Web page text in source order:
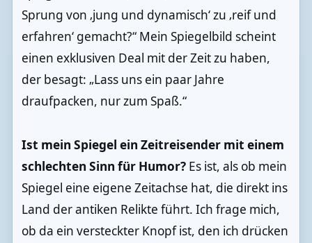
Sprung von ‚jung und dynamisch‘ zu ‚reif und
erfahren‘ gemacht?“ Mein Spiegelbild scheint
einen exklusiven Deal mit der Zeit zu haben,
der besagt: „Lass uns ein paar Jahre
draufpacken, nur zum Spaß.“
Ist mein Spiegel ein Zeitreisender mit einem
schlechten Sinn für Humor? Es ist, als ob mein
Spiegel eine eigene Zeitachse hat, die direkt ins
Land der antiken Relikte führt. Ich frage mich,
ob da ein versteckter Knopf ist, den ich drücken